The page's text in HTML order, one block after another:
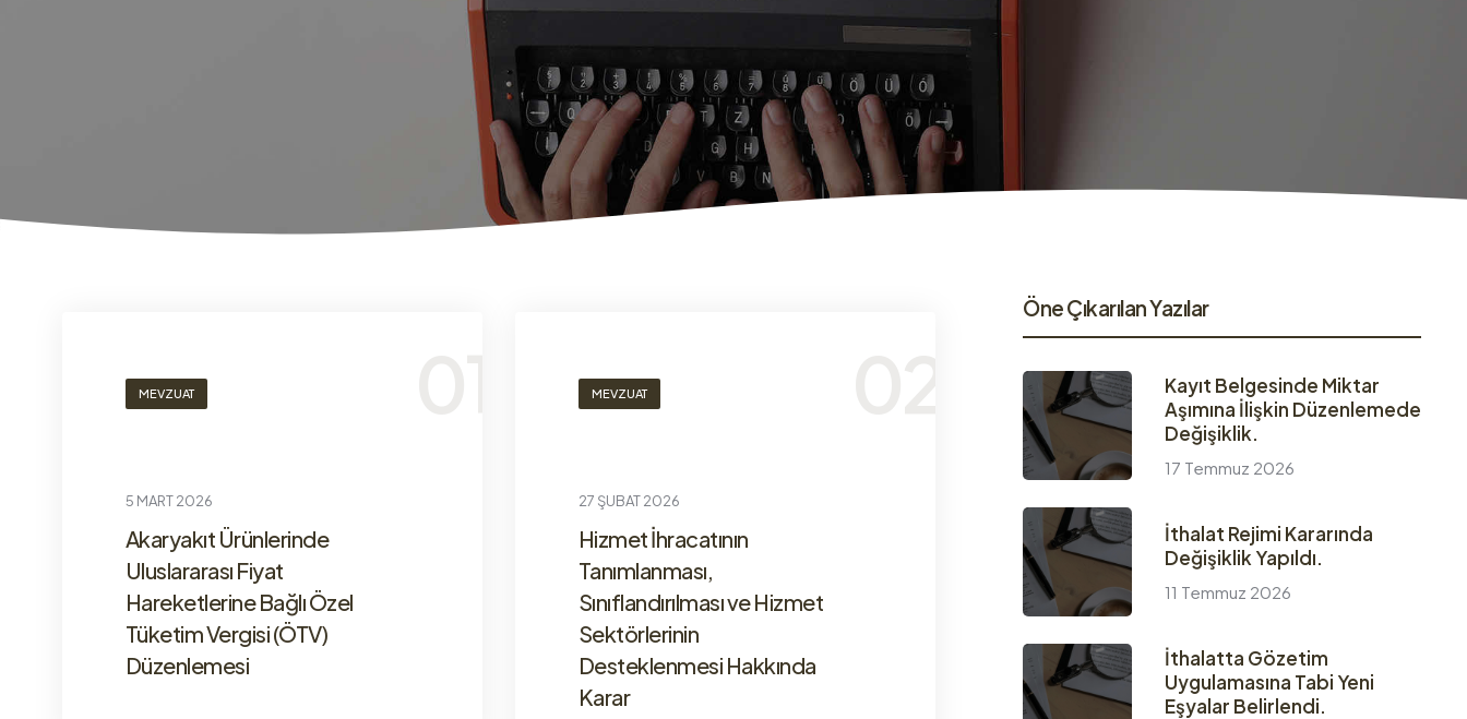
MEVZUAT
5 MART 2026
Akaryakıt Ürünlerinde
Uluslararası Fiyat
Hareketlerine Bağlı Özel
Tüketim Vergisi (ÖTV)
Düzenlemesi
MEVZUAT
27 ŞUBAT 2026
Hizmet İhracatının
Tanımlanması,
Sınıflandırılması ve Hizmet
Sektörlerinin
Desteklenmesi Hakkında
Karar
Öne Çıkarılan Yazılar
Kayıt Belgesinde Miktar
Aşımına İlişkin Düzenlemede
Değişiklik.
17 Temmuz 2026
İthalat Rejimi Kararında
Değişiklik Yapıldı.
11 Temmuz 2026
İthalatta Gözetim
Uygulamasına Tabi Yeni
Eşyalar Belirlendi.